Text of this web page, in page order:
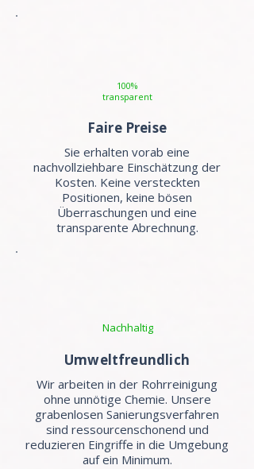
100%
transparent
Faire Preise
Sie erhalten vorab eine
nachvollziehbare Einschätzung der
Kosten. Keine versteckten
Positionen, keine bösen
Überraschungen und eine
transparente Abrechnung.
Nachhaltig
Umweltfreundlich
Wir arbeiten in der Rohrreinigung
ohne unnötige Chemie. Unsere
grabenlosen Sanierungsverfahren
sind ressourcenschonend und
reduzieren Eingriffe in die Umgebung
auf ein Minimum.